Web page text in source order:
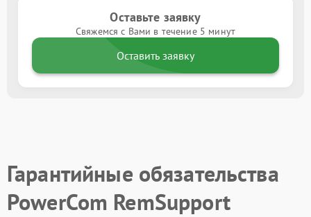
Оставьте заявку
Свяжемся с Вами в течение 5 минут
Оставить заявку
Гарантийные обязательства
PowerCom RemSupport